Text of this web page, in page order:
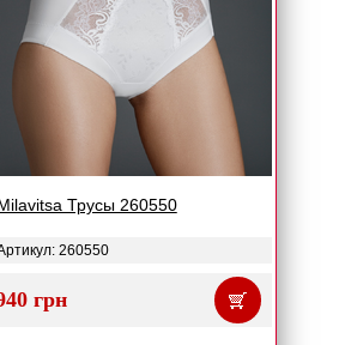
Трусы 260550
260550
грн